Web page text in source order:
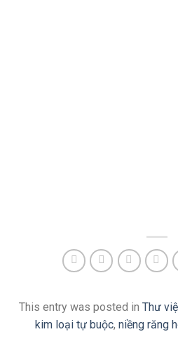
This entry was posted in Thư
kim loại tự buộc, niềng răng